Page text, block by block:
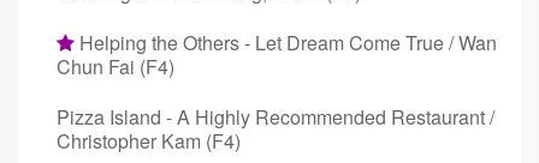
Helping the Others - Let Dream Come True / Wan
Chun Fai (F4)
Pizza Island - A Highly Recommended Restaurant /
Christopher Kam (F4)